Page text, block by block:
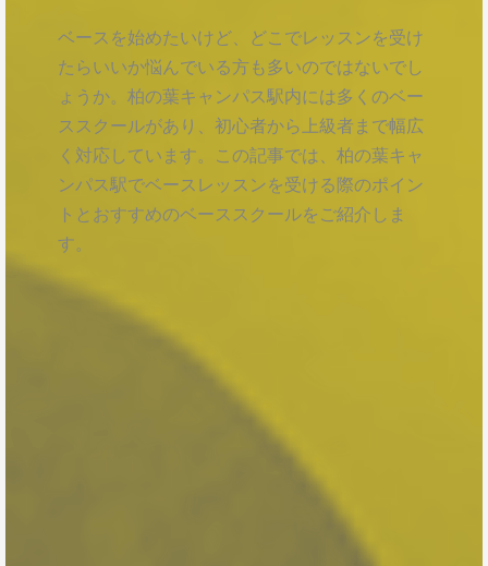
ベースを始めたいけど、どこでレッスンを受け
たらいいか悩んでいる方も多いのではないでし
ょうか。柏の葉キャンパス駅内には多くのベー
ススクールがあり、初心者から上級者まで幅広
く対応しています。この記事では、柏の葉キャ
ンパス駅でベースレッスンを受ける際のポイン
トとおすすめのベーススクールをご紹介しま
す。